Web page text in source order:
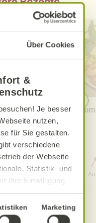
Über Cookies
&
Je besser
nutzen,
für Sie gestalten.
verschiedene
der Webseite
Statistik- und
Ihre Einwilligung.
Sie, wenn Sie
Ihre Einwilligung
Einsatz von
Marketing
30 Min.
Gesamtzeit